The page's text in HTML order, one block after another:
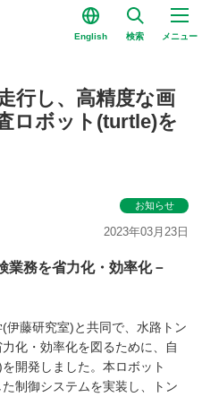
English 検索 メニュー
行し、高精度な画
ロボット(turtle)を
お知らせ
2023年03月23日
業務を省力化・効率化－
(伊藤研究室)と共同で、水路トン
化・効率化を図るために、自
を開発しました。本ロボット
制御システムを実装し、トン